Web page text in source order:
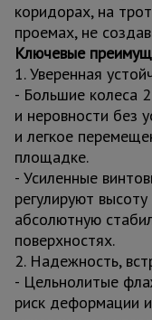
коридорах, на
проемах, не
Ключевые
1. Уверенная
- Большие колеса
и неровности без
и легкое
площадке.
- Усиленные
регулируют
абсолютную
поверхностях.
2. Надежность,
- Цельнолитые
риск деформации